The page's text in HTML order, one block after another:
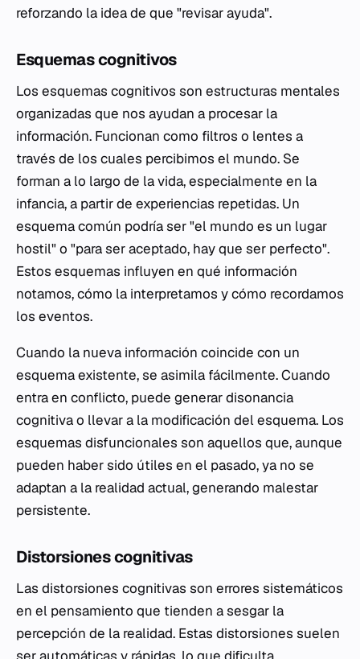
reforzando la idea de que "revisar ayuda".
Esquemas cognitivos
Los esquemas cognitivos son estructuras mentales
organizadas que nos ayudan a procesar la
información. Funcionan como filtros o lentes a
través de los cuales percibimos el mundo. Se
forman a lo largo de la vida, especialmente en la
infancia, a partir de experiencias repetidas. Un
esquema común podría ser "el mundo es un lugar
hostil" o "para ser aceptado, hay que ser perfecto".
Estos esquemas influyen en qué información
notamos, cómo la interpretamos y cómo recordamos
los eventos.
Cuando la nueva información coincide con un
esquema existente, se asimila fácilmente. Cuando
entra en conflicto, puede generar disonancia
cognitiva o llevar a la modificación del esquema. Los
esquemas disfuncionales son aquellos que, aunque
pueden haber sido útiles en el pasado, ya no se
adaptan a la realidad actual, generando malestar
persistente.
Distorsiones cognitivas
Las distorsiones cognitivas son errores sistemáticos
en el pensamiento que tienden a sesgar la
percepción de la realidad. Estas distorsiones suelen